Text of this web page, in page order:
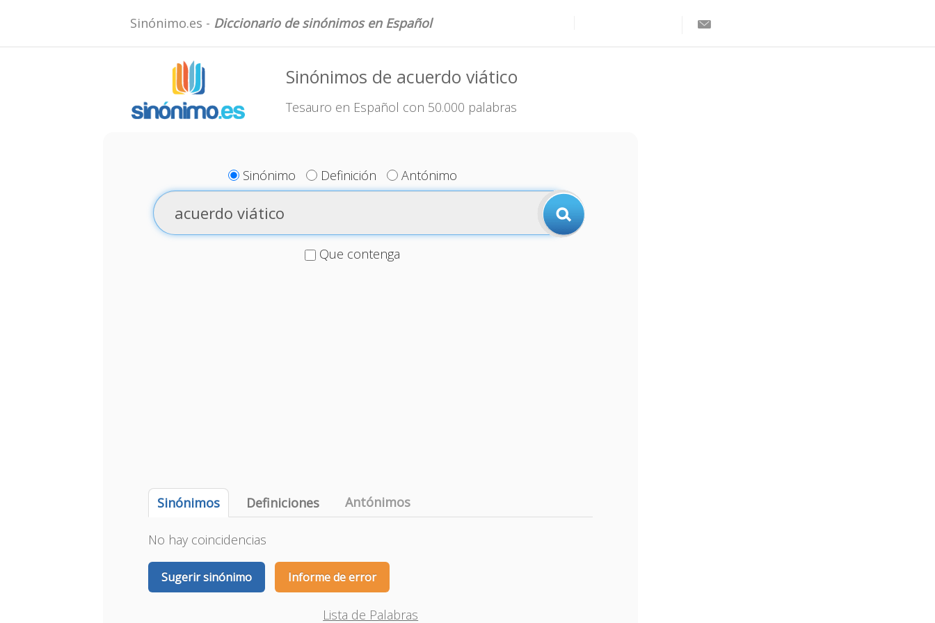
Sinónimo.es - Diccionario de sinónimos en Español
Sinónimos de acuerdo viático
Tesauro en Español con 50.000 palabras
Sinónimo Definición Antónimo
Que contenga
Sinónimos Definiciones Antónimos
No hay coincidencias
Sugerir sinónimo Informe de error
Lista de Palabras